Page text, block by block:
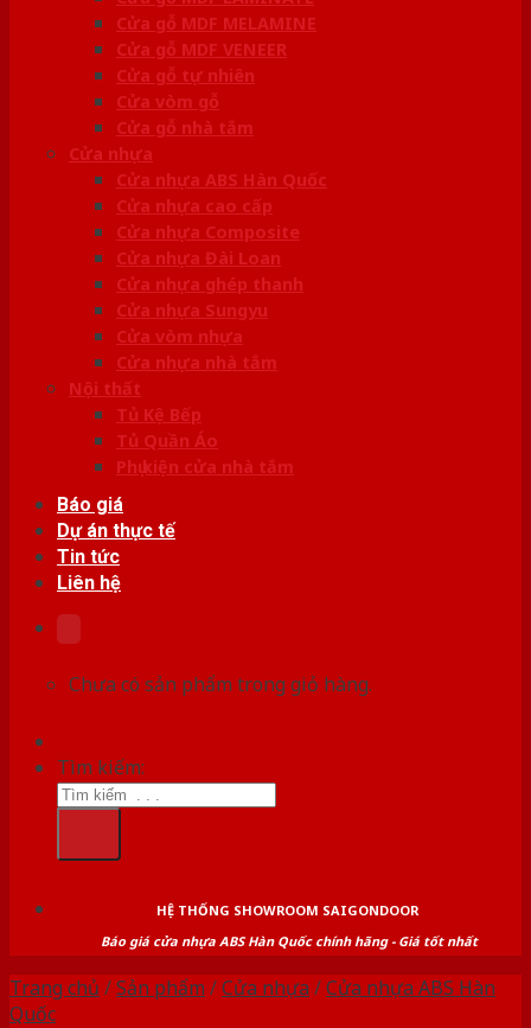
Cửa gỗ MDF MELAMINE
Cửa gỗ MDF VENEER
Cửa gỗ tự nhiên
Cửa vòm gỗ
Cửa gỗ nhà tắm
Cửa nhựa
Cửa nhựa ABS Hàn Quốc
Cửa nhựa cao cấp
Cửa nhựa Composite
Cửa nhựa Đài Loan
Cửa nhựa ghép thanh
Cửa nhựa Sungyu
Cửa vòm nhựa
Cửa nhựa nhà tắm
Nội thất
Tủ Kệ Bếp
Tủ Quần Áo
Phụ kiện cửa nhà tắm
Báo giá
Dự án thực tế
Tin tức
Liên hệ
Chưa có sản phẩm trong giỏ hàng.
Tìm kiếm:
HỆ THỐNG SHOWROOM SAIGONDOOR
Báo giá cửa nhựa ABS Hàn Quốc chính hãng - Giá tốt nhất
Trang chủ /Sản phẩm /Cửa nhựa /Cửa nhựa ABS Hàn
Quốc